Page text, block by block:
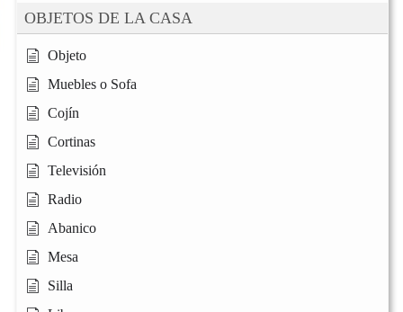
OBJETOS DE LA CASA
Objeto
Muebles o Sofa
Cojín
Cortinas
Televisión
Radio
Abanico
Mesa
Silla